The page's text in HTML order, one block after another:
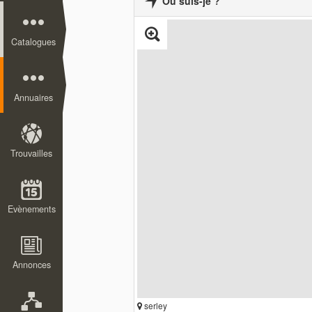
Catalogues
Annuaires
Trouvailles
Evènements
Annonces
serley